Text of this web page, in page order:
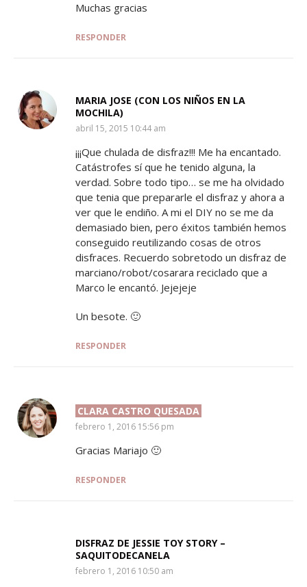
Muchas gracias
RESPONDER
MARIA JOSE (CON LOS NIÑOS EN LA
MOCHILA)
abril 15, 2015 10:44 am
¡¡¡Que chulada de disfraz!!! Me ha encantado.
Catástrofes sí que he tenido alguna, la
verdad. Sobre todo tipo… se me ha olvidado
que tenia que prepararle el disfraz y ahora a
ver que le endiño. A mi el DIY no se me da
demasiado bien, pero éxitos también hemos
conseguido reutilizando cosas de otros
disfraces. Recuerdo sobretodo un disfraz de
marciano/robot/cosarara reciclado que a
Marco le encantó. Jejejeje
Un besote. 🙂
RESPONDER
CLARA CASTRO QUESADA
febrero 1, 2016 15:56 pm
Gracias Mariajo 🙂
RESPONDER
DISFRAZ DE JESSIE TOY STORY –
SAQUITODECANELA
febrero 1, 2016 10:50 am